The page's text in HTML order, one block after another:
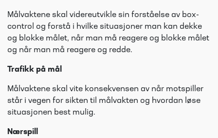
Målvaktene skal videreutvikle sin forståelse av box-
control og forstå i hvilke situasjoner man kan dekke
og blokke målet, når man må reagere og blokke målet
og når man må reagere og redde.
Trafikk på mål
Målvaktene skal vite konsekvensen av når motspiller
står i vegen for sikten til målvakten og hvordan løse
situasjonen best mulig.
Nærspill